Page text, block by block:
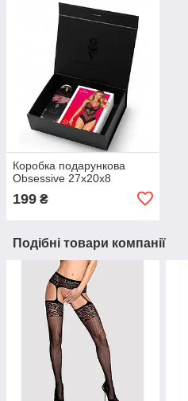
Коробка подарункова
Obsessive 27х20х8
199 ₴
Подібні товари компанії